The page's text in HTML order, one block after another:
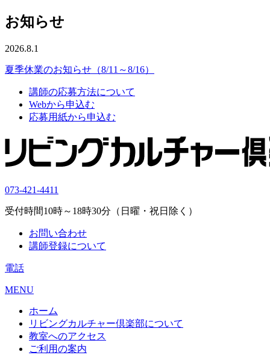
お知らせ
2026.8.1
夏季休業のお知らせ（8/11～8/16）
講師の応募方法について
Webから申込む
応募用紙から申込む
073-421-4411
受付時間10時～18時30分（日曜・祝日除く）
お問い合わせ
講師登録について
電話
MENU
ホーム
リビングカルチャー倶楽部について
教室へのアクセス
ご利用の案内